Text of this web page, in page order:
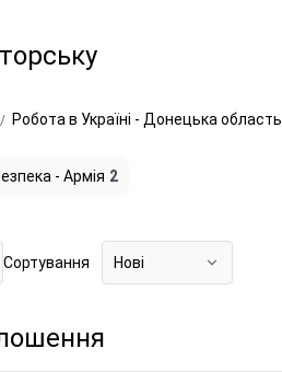
Робота в Україні - Донецька область
- Армія 2
Сортування Нові